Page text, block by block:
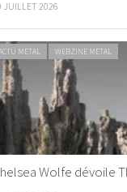
JUILLET 2026
METAL WEBZINE METAL
Wolfe dévoile